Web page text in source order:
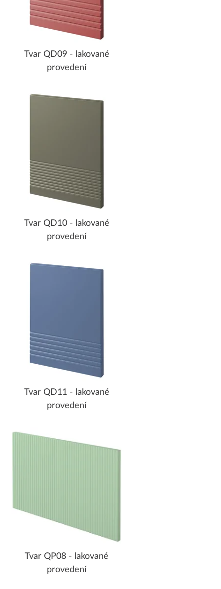
Tvar QD09 - lakované
provedení
Tvar QD10 - lakované
provedení
Tvar QD11 - lakované
provedení
Tvar QP08 - lakované
provedení